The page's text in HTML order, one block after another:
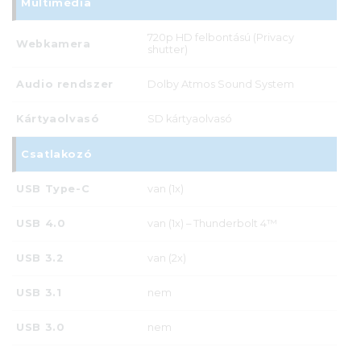
Multimédia
Webkamera
720p HD felbontású (Privacy
shutter)
Audio rendszer Dolby Atmos Sound System
Kártyaolvasó SD kártyaolvasó
Csatlakozó
USB Type-C van (1x)
USB 4.0 van (1x) – Thunderbolt 4™
USB 3.2 van (2x)
USB 3.1 nem
USB 3.0 nem